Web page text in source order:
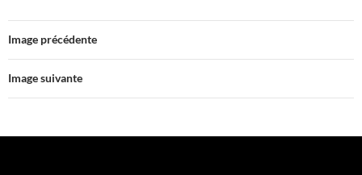
Image précédente
Image suivante